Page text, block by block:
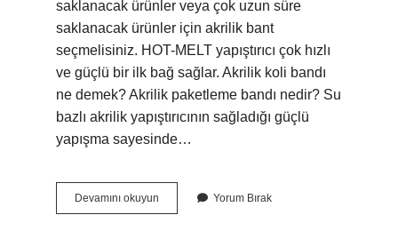
saklanacak ürünler veya çok uzun süre
saklanacak ürünler için akrilik bant
seçmelisiniz. HOT-MELT yapıştırıcı çok hızlı
ve güçlü bir ilk bağ sağlar. Akrilik koli bandı
ne demek? Akrilik paketleme bandı nedir? Su
bazlı akrilik yapıştırıcının sağladığı güçlü
yapışma sayesinde…
Devamını okuyun
Bant
Yorum Bırak